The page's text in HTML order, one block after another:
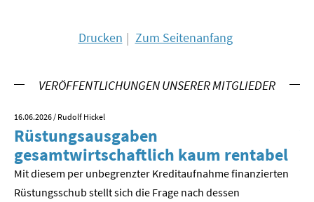
SOMMERSCHULE 2016
SOMMERSCHULE 2014
SOMMERSCHULE 2013
Drucken Zum Seitenanfang
VERÖFFENTLICHUNGEN UNSERER MITGLIEDER
16.06.2026 / Rudolf Hickel
Rüstungsausgaben
gesamtwirtschaftlich kaum rentabel
Mit diesem per unbegrenzter Kreditaufnahme finanzierten
Rüstungsschub stellt sich die Frage nach dessen